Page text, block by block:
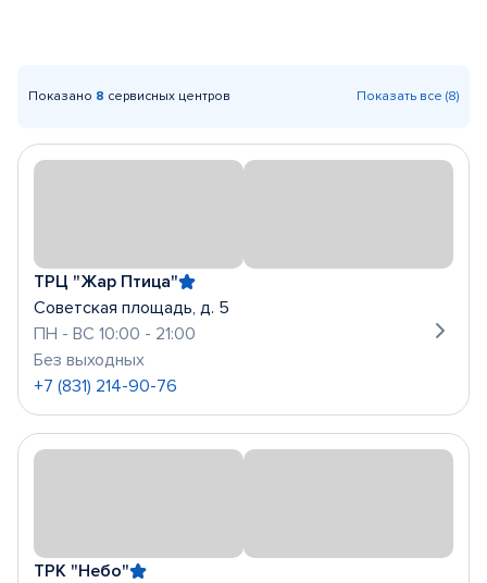
Показано 8 сервисных центров Показать все (8)
ТРЦ "Жар Птица"
Советская площадь, д. 5
ПН - ВС 10:00 - 21:00
Без выходных
+7 (831) 214-90-76
ТРК "Небо"